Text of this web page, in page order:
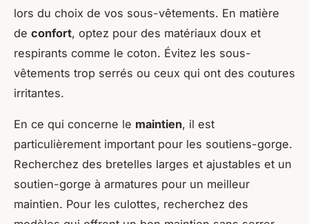
lors du choix de vos sous-vêtements. En matière
de confort, optez pour des matériaux doux et
respirants comme le coton. Évitez les sous-
vêtements trop serrés ou ceux qui ont des coutures
irritantes.
En ce qui concerne le maintien, il est
particulièrement important pour les soutiens-gorge.
Recherchez des bretelles larges et ajustables et un
soutien-gorge à armatures pour un meilleur
maintien. Pour les culottes, recherchez des